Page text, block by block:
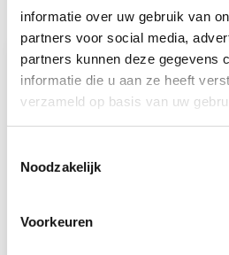
informatie over uw gebruik van
partners voor social media,
partners kunnen deze gegevens
informatie die u aan ze heeft
verzameld op basis van uw
Noodzakelijk
Voorkeuren
u uw reis naar Vietnam
volgende bouwstenen:
Noordwest Vietnam: